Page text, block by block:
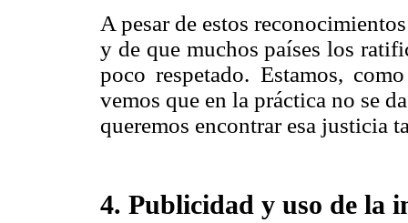
A pesar de estos
y de que muchos países los
poco respetado. Estamos,
vemos que en la práctica no se
queremos encontrar esa justicia
4. Publicidad y uso de la